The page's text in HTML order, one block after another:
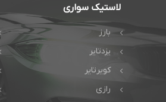
لاستیک سواری
بارز
یزدتایر
کویرتایر
رازی